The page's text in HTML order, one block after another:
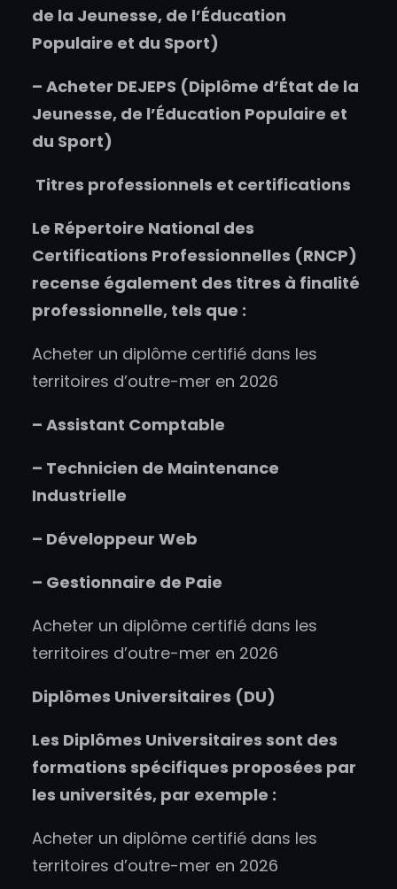
de la Jeunesse, de l’Éducation
Populaire et du Sport)
– Acheter DEJEPS (Diplôme d’État de la
Jeunesse, de l’Éducation Populaire et
du Sport)
Titres professionnels et certifications
Le Répertoire National des
Certifications Professionnelles (RNCP)
recense également des titres à finalité
professionnelle, tels que :
Acheter un diplôme certifié dans les
territoires d’outre-mer en 2026
– Assistant Comptable
– Technicien de Maintenance
Industrielle
– Développeur Web
– Gestionnaire de Paie
Acheter un diplôme certifié dans les
territoires d’outre-mer en 2026
Diplômes Universitaires (DU)
Les Diplômes Universitaires sont des
formations spécifiques proposées par
les universités, par exemple :
Acheter un diplôme certifié dans les
territoires d’outre-mer en 2026